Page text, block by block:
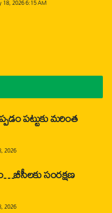
18, 2026 6:15 AM
పట్టుకు మరింత
2026
సంరక్షణ
2026